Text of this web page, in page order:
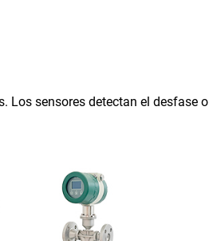
Los sensores detectan el desfase o